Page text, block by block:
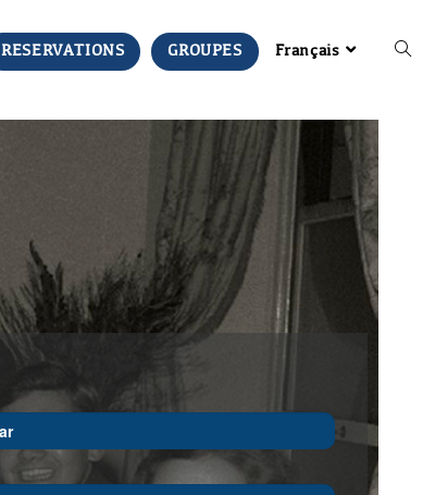
RESERVATIONS GROUPES Français